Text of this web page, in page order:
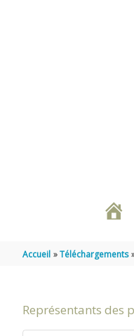
Accueil Téléchargements
Représentants des